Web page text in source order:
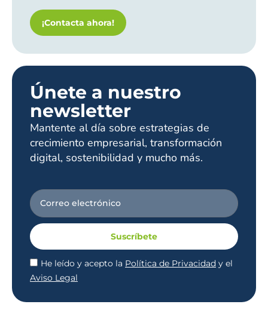
¡Contacta ahora!
Únete a nuestro
newsletter
Mantente al día sobre estrategias de
crecimiento empresarial, transformación
digital, sostenibilidad y mucho más.
He leído y acepto la Política de Privacidad y el
Aviso Legal
Suscríbete